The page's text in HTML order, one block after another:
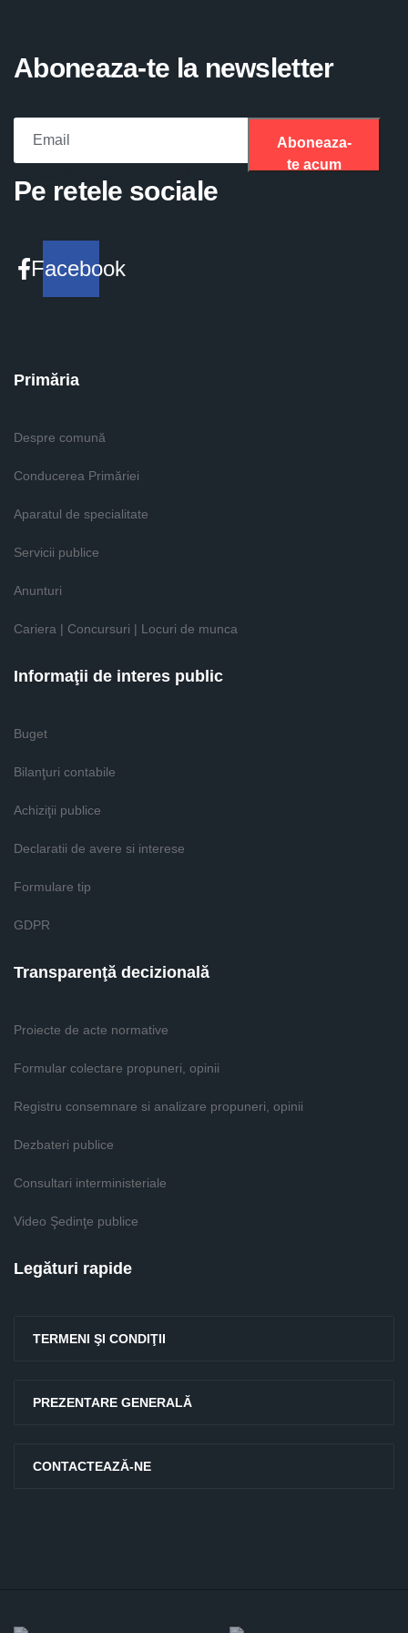
Aboneaza-te la newsletter
Aboneaza-
te acum
Pe retele sociale
Facebook
Primăria
Despre comună
Conducerea Primăriei
Aparatul de specialitate
Servicii publice
Anunturi
Cariera | Concursuri | Locuri de munca
Informaţii de interes public
Buget
Bilanţuri contabile
Achiziţii publice
Declaratii de avere si interese
Formulare tip
GDPR
Transparenţă decizională
Proiecte de acte normative
Formular colectare propuneri, opinii
Registru consemnare si analizare propuneri, opinii
Dezbateri publice
Consultari interministeriale
Video Şedinţe publice
Legături rapide
TERMENI ŞI CONDIŢII
PREZENTARE GENERALĂ
CONTACTEAZĂ-NE